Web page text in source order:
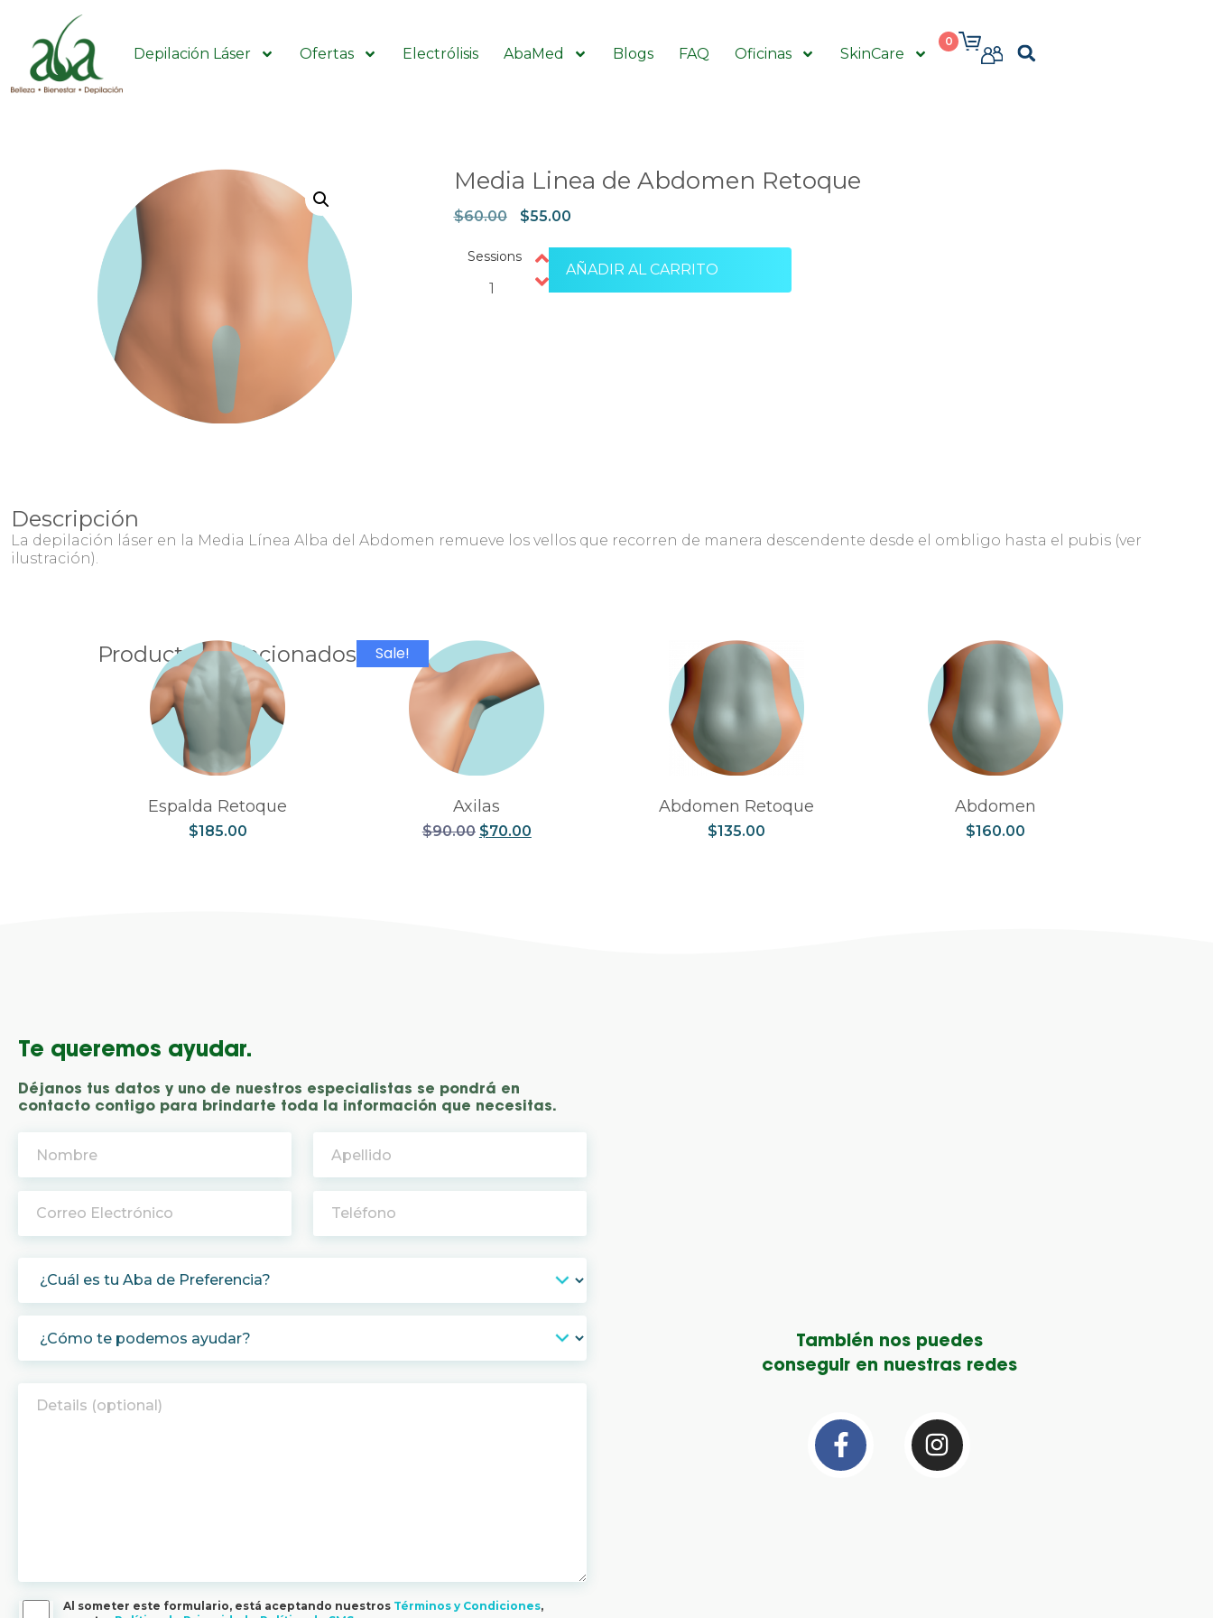
Depilación Láser Ofertas Electrólisis AbaMed Blogs FAQ Oficinas SkinCare
0
Media Linea de Abdomen Retoque
$60.00 $55.00
Sessions
AÑADIR AL CARRITO
Descripción
La depilación láser en la Media Línea Alba del Abdomen remueve los vellos que recorren de manera descendente desde el ombligo hasta el pubis (ver
ilustración).
Productos Relacionados
Espalda Retoque
$185.00
Sale!
Axilas
$90.00 $70.00
Abdomen Retoque
$135.00
Abdomen
$160.00
Te queremos ayudar.
Déjanos tus datos y uno de nuestros especialistas se pondrá en
contacto contigo para brindarte toda la información que necesitas.
Al someter este formulario, está aceptando nuestros Términos y Condiciones,
También nos puedes
conseguir en nuestras redes